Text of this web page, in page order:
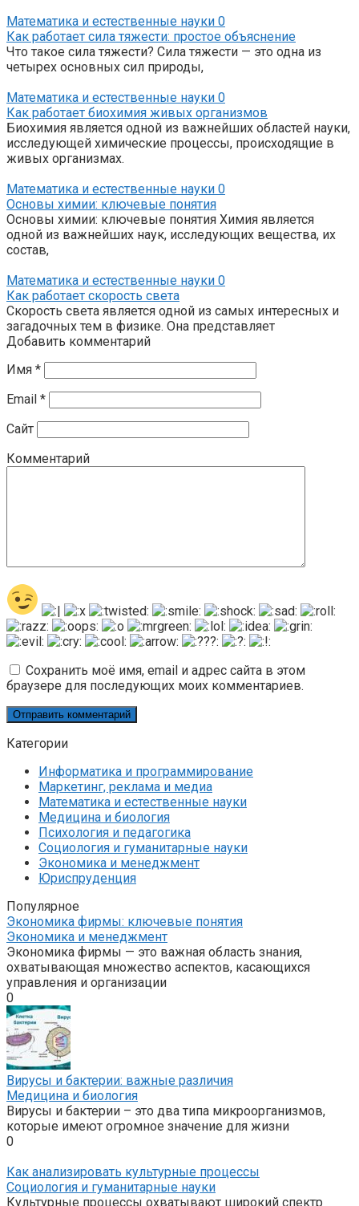
Математика и естественные науки 0
Как работает сила тяжести: простое объяснение
Что такое сила тяжести? Сила тяжести — это одна из
четырех основных сил природы,
Математика и естественные науки 0
Как работает биохимия живых организмов
Биохимия является одной из важнейших областей науки,
исследующей химические процессы, происходящие в
живых организмах.
Математика и естественные науки 0
Основы химии: ключевые понятия
Основы химии: ключевые понятия Химия является
одной из важнейших наук, исследующих вещества, их
состав,
Математика и естественные науки 0
Как работает скорость света
Скорость света является одной из самых интересных и
загадочных тем в физике. Она представляет
Добавить комментарий
Имя *
Email *
Сайт
Комментарий
Сохранить моё имя, email и адрес сайта в этом
браузере для последующих моих комментариев.
Категории
Информатика и программирование
Маркетинг, реклама и медиа
Математика и естественные науки
Медицина и биология
Психология и педагогика
Социология и гуманитарные науки
Экономика и менеджмент
Юриспруденция
Популярное
Экономика фирмы: ключевые понятия
Экономика и менеджмент
Экономика фирмы — это важная область знания,
охватывающая множество аспектов, касающихся
управления и организации
0
Вирусы и бактерии: важные различия
Медицина и биология
Вирусы и бактерии – это два типа микроорганизмов,
которые имеют огромное значение для жизни
0
Как анализировать культурные процессы
Социология и гуманитарные науки
Культурные процессы охватывают широкий спектр